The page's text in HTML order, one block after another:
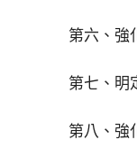
第六、強
第七、明
第八、強